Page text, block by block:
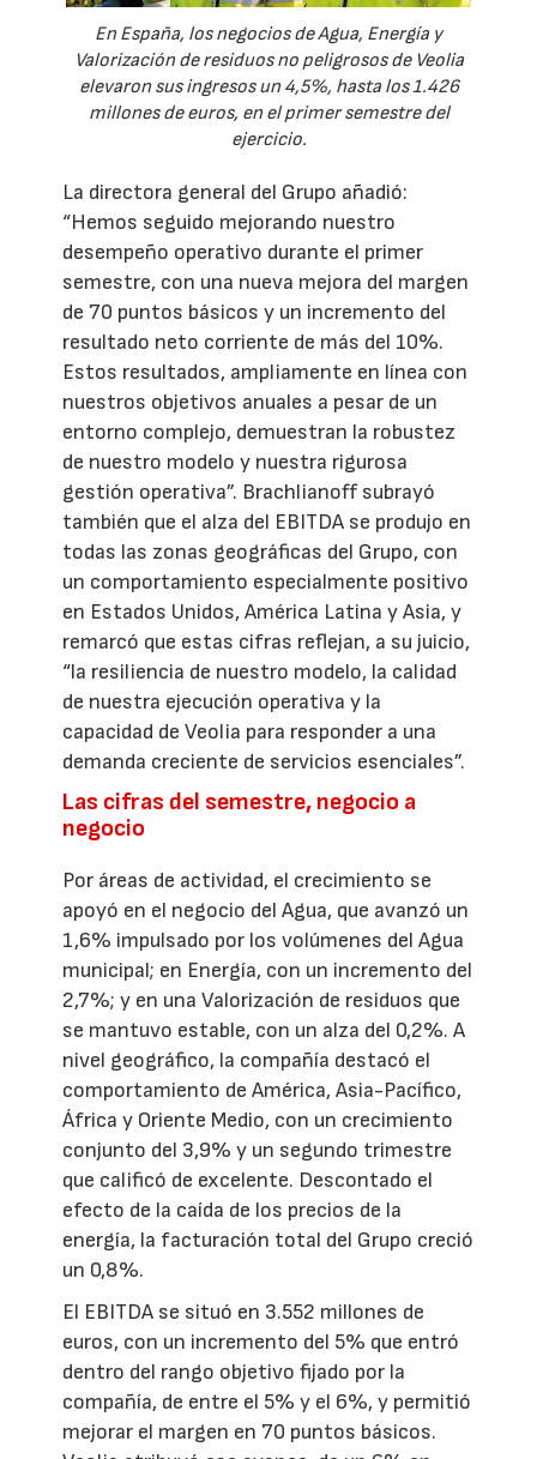
En España, los negocios de Agua, Energía y
Valorización de residuos no peligrosos de Veolia
elevaron sus ingresos un 4,5%, hasta los 1.426
millones de euros, en el primer semestre del
ejercicio.
La directora general del Grupo añadió:
“Hemos seguido mejorando nuestro
desempeño operativo durante el primer
semestre, con una nueva mejora del margen
de 70 puntos básicos y un incremento del
resultado neto corriente de más del 10%.
Estos resultados, ampliamente en línea con
nuestros objetivos anuales a pesar de un
entorno complejo, demuestran la robustez
de nuestro modelo y nuestra rigurosa
gestión operativa”. Brachlianoff subrayó
también que el alza del EBITDA se produjo en
todas las zonas geográficas del Grupo, con
un comportamiento especialmente positivo
en Estados Unidos, América Latina y Asia, y
remarcó que estas cifras reflejan, a su juicio,
“la resiliencia de nuestro modelo, la calidad
de nuestra ejecución operativa y la
capacidad de Veolia para responder a una
demanda creciente de servicios esenciales”.
Las cifras del semestre, negocio a
negocio
Por áreas de actividad, el crecimiento se
apoyó en el negocio del Agua, que avanzó un
1,6% impulsado por los volúmenes del Agua
municipal; en Energía, con un incremento del
2,7%; y en una Valorización de residuos que
se mantuvo estable, con un alza del 0,2%. A
nivel geográfico, la compañía destacó el
comportamiento de América, Asia-Pacífico,
África y Oriente Medio, con un crecimiento
conjunto del 3,9% y un segundo trimestre
que calificó de excelente. Descontado el
efecto de la caída de los precios de la
energía, la facturación total del Grupo creció
un 0,8%.
El EBITDA se situó en 3.552 millones de
euros, con un incremento del 5% que entró
dentro del rango objetivo fijado por la
compañía, de entre el 5% y el 6%, y permitió
mejorar el margen en 70 puntos básicos.